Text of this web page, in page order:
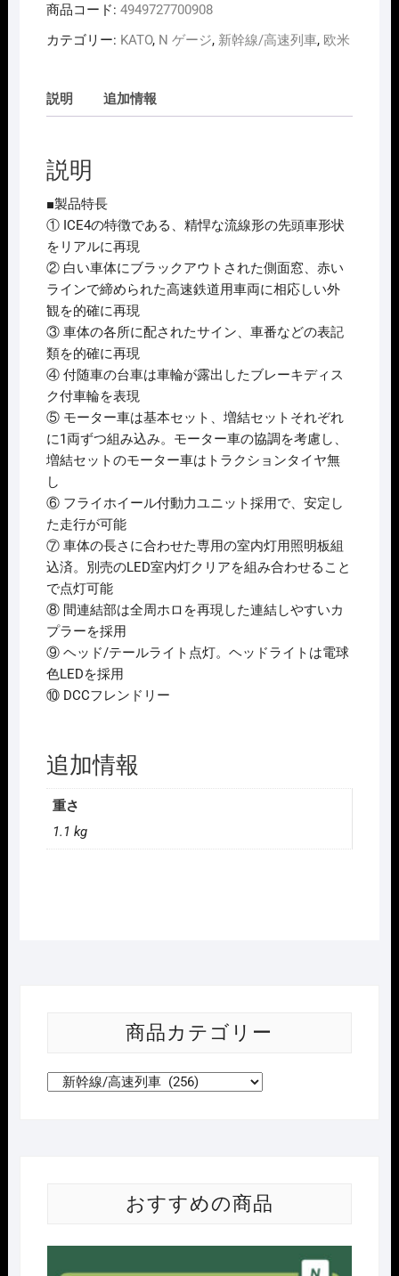
商品コード: 4949727700908
カテゴリー: KATO, N ゲージ, 新幹線/高速列車, 欧米
説明 追加情報
説明
■製品特長
① ICE4の特徴である、精悍な流線形の先頭車形状
をリアルに再現
② 白い車体にブラックアウトされた側面窓、赤い
ラインで締められた高速鉄道用車両に相応しい外
観を的確に再現
③ 車体の各所に配されたサイン、車番などの表記
類を的確に再現
④ 付随車の台車は車輪が露出したブレーキディス
ク付車輪を表現
⑤ モーター車は基本セット、増結セットそれぞれ
に1両ずつ組み込み。モーター車の協調を考慮し、
増結セットのモーター車はトラクションタイヤ無
し
⑥ フライホイール付動力ユニット採用で、安定し
た走行が可能
⑦ 車体の長さに合わせた専用の室内灯用照明板組
込済。別売のLED室内灯クリアを組み合わせること
で点灯可能
⑧ 間連結部は全周ホロを再現した連結しやすいカ
プラーを採用
⑨ ヘッド/テールライト点灯。ヘッドライトは電球
色LEDを採用
⑩ DCCフレンドリー
追加情報
重さ
1.1 kg
商品カテゴリー
おすすめの商品